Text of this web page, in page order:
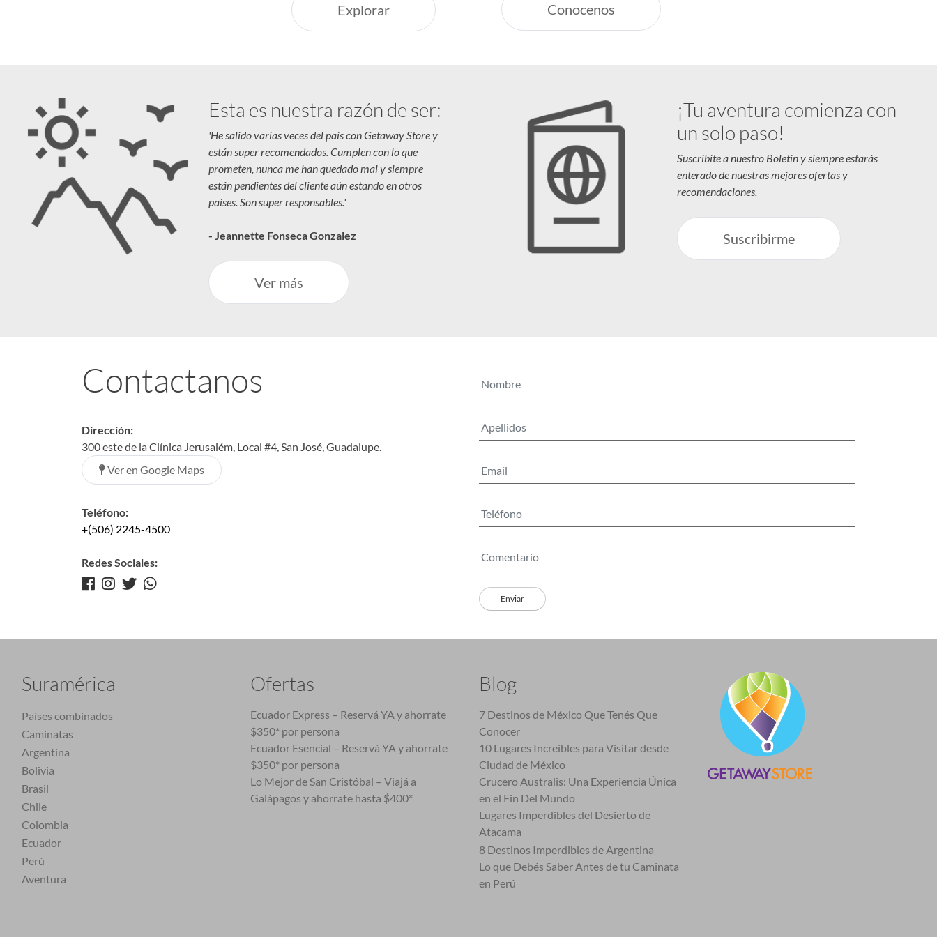
Explorar Conocenos
Esta es nuestra razón de ser:
'He salido varias veces del país con Getaway Store y
están super recomendados. Cumplen con lo que
prometen, nunca me han quedado mal y siempre
están pendientes del cliente aún estando en otros
países. Son super responsables.'
- Jeannette Fonseca Gonzalez
Ver más
¡Tu aventura comienza con
un solo paso!
Suscribíte a nuestro Boletín y siempre estarás
enterado de nuestras mejores ofertas y
recomendaciones.
Suscribirme
Contactanos
Dirección:
300 este de la Clínica Jerusalém, Local #4, San José, Guadalupe.
Ver en Google Maps
Teléfono:
+(506) 2245-4500
Redes Sociales:
Suramérica
Países combinados
Caminatas
Argentina
Bolivia
Brasil
Chile
Colombia
Ecuador
Perú
Aventura
Ofertas
Ecuador Express – Reservá YA y ahorrate
$350* por persona
Ecuador Esencial – Reservá YA y ahorrate
$350* por persona
Lo Mejor de San Cristóbal – Viajá a
Galápagos y ahorrate hasta $400*
Blog
7 Destinos de México Que Tenés Que
Conocer
10 Lugares Increíbles para Visitar desde
Ciudad de México
Crucero Australis: Una Experiencia Única
en el Fin Del Mundo
Lugares Imperdibles del Desierto de
Atacama
8 Destinos Imperdibles de Argentina
Lo que Debés Saber Antes de tu Caminata
en Perú